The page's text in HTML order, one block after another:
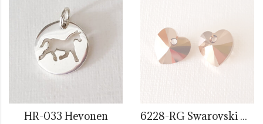
HR-033 Hevonen
6228-RG Swarovski Crystal Hearts 10mm Crystal Rose Gold